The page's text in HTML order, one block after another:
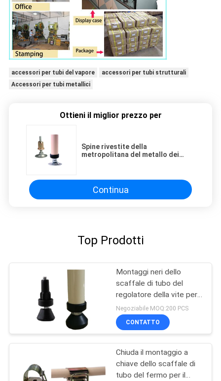
accessori per tubi del vapore
accessori per tubi strutturali
Accessori per tubi metallici
Ottieni il miglior prezzo per
Spine rivestite della
metropolitana del metallo dei
Continua
Top Prodotti
Montaggi neri dello
scaffale di tubo del
regolatore della vite per il
sistema di racking di tubo
Negoziabile MOQ:200 PCS
CONTATTO
Chiuda il montaggio a
chiave dello scaffale di
tubo del fermo per il